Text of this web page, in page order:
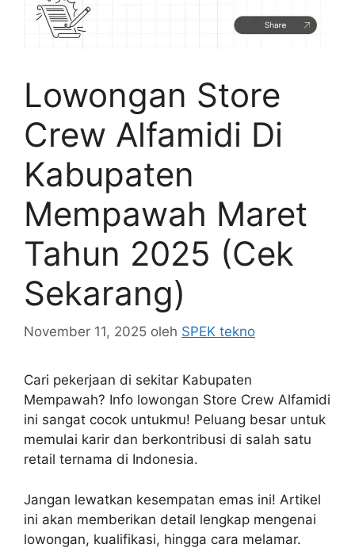
Lowongan Store
Crew Alfamidi Di
Kabupaten
Mempawah Maret
Tahun 2025 (Cek
Sekarang)
November 11, 2025 oleh SPEK tekno
Cari pekerjaan di sekitar Kabupaten
Mempawah? Info lowongan Store Crew Alfamidi
ini sangat cocok untukmu! Peluang besar untuk
memulai karir dan berkontribusi di salah satu
retail ternama di Indonesia.
Jangan lewatkan kesempatan emas ini! Artikel
ini akan memberikan detail lengkap mengenai
lowongan, kualifikasi, hingga cara melamar.